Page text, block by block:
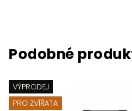
VÝPRODEJ
PRO ZVÍŘATA